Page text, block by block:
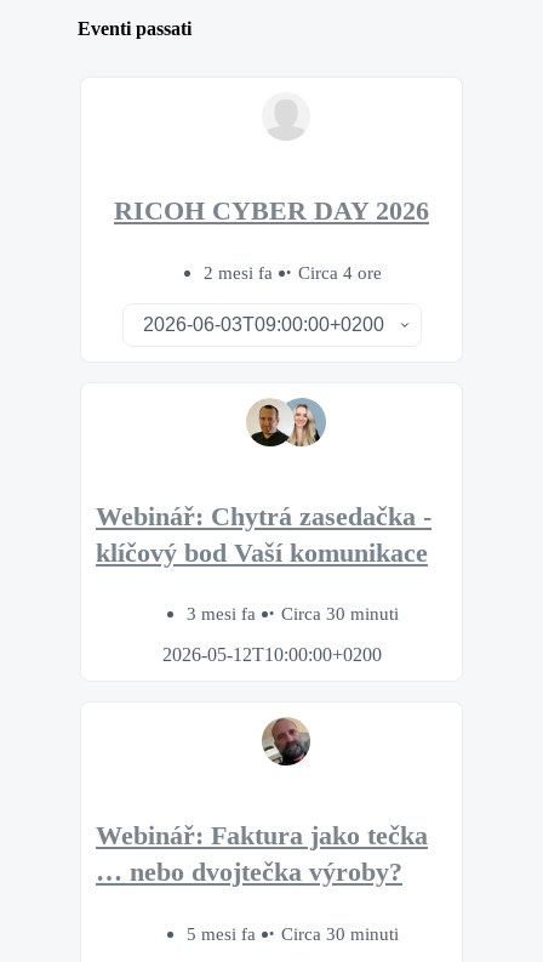
Eventi passati
RICOH CYBER DAY 2026
2 mesi fa Circa 4 ore
Webinář: Chytrá zasedačka -
klíčový bod Vaší komunikace
3 mesi fa
Circa 30 minuti
2026-05-12T10:00:00+0200
Webinář: Faktura jako tečka
… nebo dvojtečka výroby?
5 mesi fa
Circa 30 minuti